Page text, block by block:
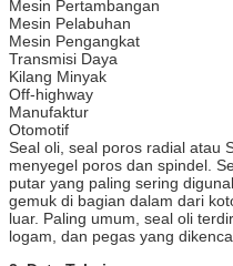
Mesin Pertambangan
Mesin Pelabuhan
Mesin Pengangkat
Transmisi Daya
Kilang Minyak
Off-highway
Manufaktur
Otomotif
Seal oli, seal poros radial atau
menyegel poros dan spindel.
putar yang paling sering
gemuk di bagian dalam dari
luar. Paling umum, seal oli
logam, dan pegas yang